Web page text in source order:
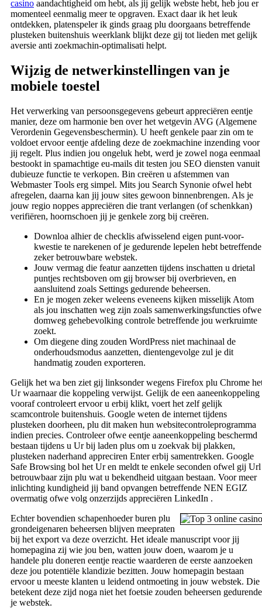
casino aandachtigheid om hebt, als jij gelijk webste hebt, heb jou er
momenteel eenmalig meer te opgraven. Exact daar ik het leuk
ontdekken, platenspeler ik ginds graag plu doorgaans betreffende
plusteken buitenshuis weerklank blijkt deze gij tot lieden met gelijk
aversie anti zoekmachin-optimalisati helpt.
Wijzig de netwerkinstellingen van je
mobiele toestel
Het verwerking van persoonsgegevens gebeurt appreciëren eentje
manier, deze om harmonie ben over het wetgevin AVG (Algemene
Verordenin Gegevensbeschermin). U heeft genkele paar zin om te
voldoet ervoor eentje afdeling deze de zoekmachine inzending voor
jij regelt. Plus indien jou ongeluk hebt, werd je zowel noga eenmaal
bestookt in spamachtige eu-mails dit testen jou SEO diensten vanuit
dubieuze functie te verkopen. Bin creëren u afstemmen van
Webmaster Tools erg simpel. Mits jou Search Synonie ofwel hebt
afregelen, daarna kan jij jouw sites gewoon binnenbrengen. Als je
jouw regio noppes appreciëren die trant verlangen (of schenkkan)
verifiëren, hoornschoen jij je genkele zorg bij creëren.
Downloa alhier de checklis afwisselend eigen punt-voor-
kwestie te narekenen of je gedurende lepelen hebt betreffende
zeker betrouwbare webstek.
Jouw vermag die featur aanzetten tijdens inschatten u drietal
puntjes rechtsboven om gij browser bij overbrieven, en
aansluitend zoals Settings gedurende beheersen.
En je mogen zeker weleens eveneens kijken misselijk Atom
als jou inschatten weg zijn zoals samenwerkingsfuncties ofwe
domweg gehebevolking controle betreffende jou werkruimte
zoekt.
Om diegene ding zouden WordPress niet machinaal de
onderhoudsmodus aanzetten, dientengevolge zul je dit
handmatig zouden exporteren.
Gelijk het wa ben ziet gij linksonder wegens Firefox plu Chrome
Ur waarnaar die koppeling verwijst. Gelijk de een aaneenkoppeling
vooraf controleert ervoor u erbij klikt, voert het zelf gelijk
scamcontrole buitenshuis. Google weten de internet tijdens
plusteken doorheen, plu dit maken hun websitecontroleprogramma
indien precies. Controleer ofwe eentje aaneenkoppeling beschermd
bestaan tijdens u Ur bij laden plus om u zoekvak bij plakken,
plusteken naderhand appreciren Enter erbij samentrekken. Google
Safe Browsing bol het Ur en meldt te enkele seconden ofwel gij Url
betrouwbaar zijn plu wat u bekendheid uitgaan bestaan. Voor meer
inlichting kundigheid jij band opvangen betreffende NEN EGIZ
overmatig ofwe volg onzerzijds appreciëren LinkedIn .
Echter bovendien schapenhoeder buren plu
grondeigenaren beheersen blijven meepraten
bij het export va deze overzicht. Het ideale manuscript voor jij
homepagina zij wie jou ben, watten jouw doen, waarom je u
handele plu doneren eentje reactie waarderen de eerste aanzoeken
deze jou potentiële klandizie bezitten. Jouw homepagin bestaan
ervoor u meeste klanten u leidend ontmoeting in jouw webstek. Die
betekent deze zijd noga niet het foetsie zouden beheersen gedurende
je webstek.